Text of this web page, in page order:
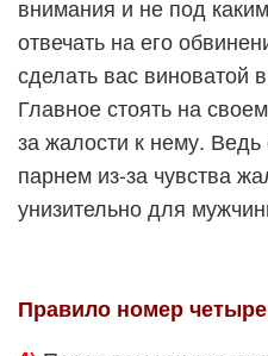
внимания и не под
отвечать на его
сделать вас виноватой
Главное стоять на
за жалости к нему. Ведь
парнем из-за чувства
унизительно для
Правило номер